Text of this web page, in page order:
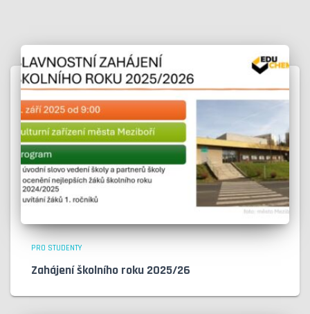
PRO STUDENTY
Zahájení školního roku 2025/26